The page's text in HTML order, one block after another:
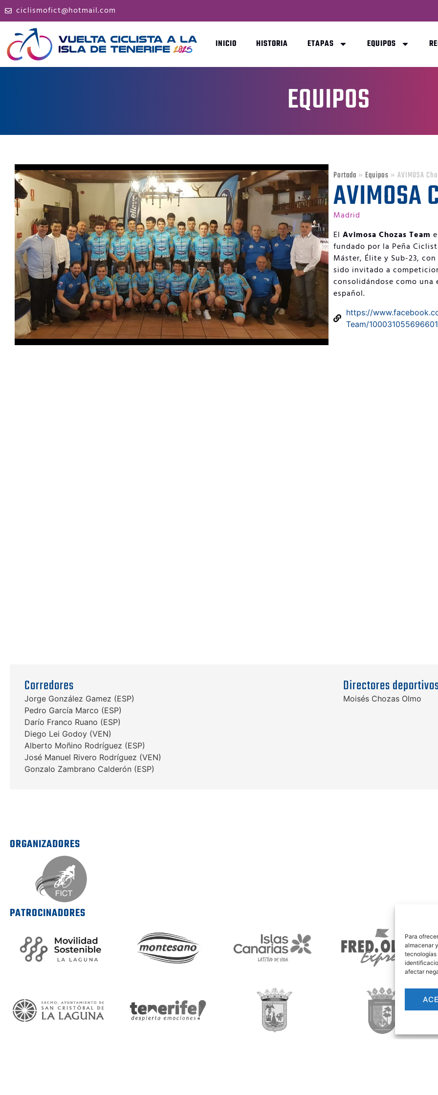
Para
almacenar
tecnologías
afectar
ciclismofict@hotmail.com
INICIO HISTORIA ETAPAS EQUIPOS
EQUIPOS
Portada » Equipos » AVIMOSA
AVIMOSA
Madrid
El Avimosa Chozas Team
fundado por la Peña
Máster, Élite y Sub-23,
sido invitado a
consolidándose como una
español.
https://
Team/
Corredores
Jorge González Gamez (ESP)
Pedro García Marco (ESP)
Darío Franco Ruano (ESP)
Diego Lei Godoy (VEN)
Alberto Moñino Rodríguez (ESP)
José Manuel Rivero Rodríguez (VEN)
Gonzalo Zambrano Calderón (ESP)
Directores
Moisés Chozas Olmo
ORGANIZADORES
PATROCINADORES